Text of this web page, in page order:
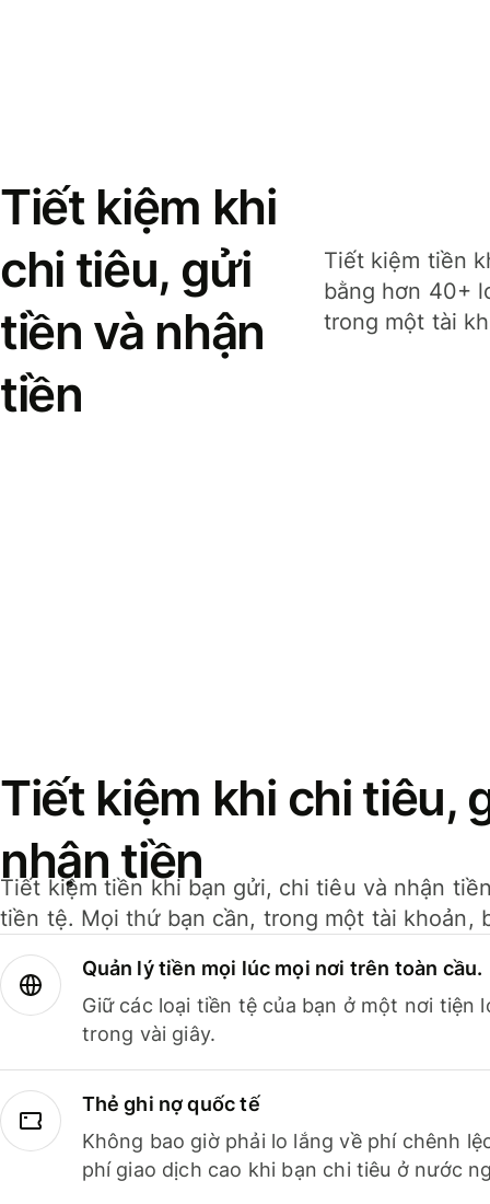
Tiết kiệm khi
chi tiêu, gửi
tiền và nhận
tiền
Tiết kiệm tiền
bằng hơn 40+
trong một tài
Tiết kiệm khi chi tiêu,
nhận tiền
Tiết kiệm tiền khi bạn gửi, chi tiêu và nhận
tiền tệ. Mọi thứ bạn cần, trong một tài khoản,
Quản lý tiền mọi lúc mọi nơi trên toàn cầu.
Giữ các loại tiền tệ của bạn ở một nơi tiện
trong vài giây.
Thẻ ghi nợ quốc tế
Không bao giờ phải lo lắng về phí chênh
phí giao dịch cao khi bạn chi tiêu ở nước